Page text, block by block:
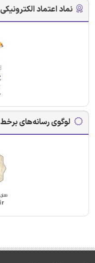
نماد اعتماد الکترونیکی
لوگوی رسانه‌های برخط